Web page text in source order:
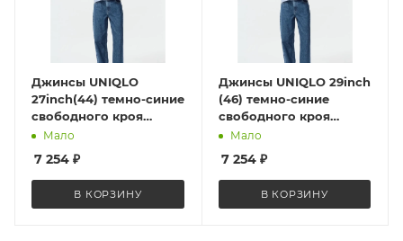
Джинсы UNIQLO
27inch(44) темно-синие
свободного кроя
Baggy Jeans 483999 67
Мало
7 254 ₽
В КОРЗИНУ
Джинсы UNIQLO 29inch
(46) темно-синие
свободного кроя
Baggy Jeans 483999 67
Мало
7 254₽
В КОРЗИНУ